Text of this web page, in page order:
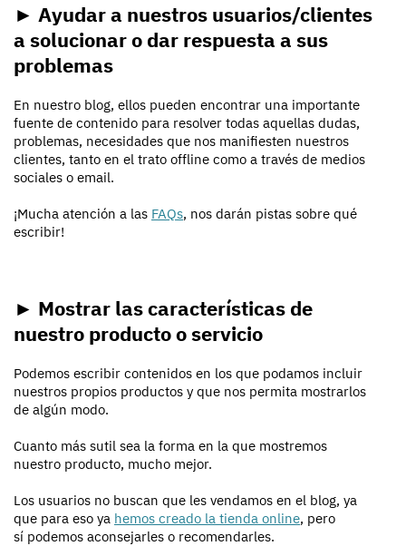
► Ayudar a nuestros usuarios/clientes
a solucionar o dar respuesta a sus
problemas
En nuestro blog, ellos pueden encontrar una importante
fuente de contenido para resolver todas aquellas dudas,
problemas, necesidades que nos manifiesten nuestros
clientes, tanto en el trato offline como a través de medios
sociales o email.
¡Mucha atención a las FAQs, nos darán pistas sobre qué
escribir!
► Mostrar las características de
nuestro producto o servicio
Podemos escribir contenidos en los que podamos incluir
nuestros propios productos y que nos permita mostrarlos
de algún modo.
Cuanto más sutil sea la forma en la que mostremos
nuestro producto, mucho mejor.
Los usuarios no buscan que les vendamos en el blog, ya
que para eso ya hemos creado la tienda online, pero
sí podemos aconsejarles o recomendarles.